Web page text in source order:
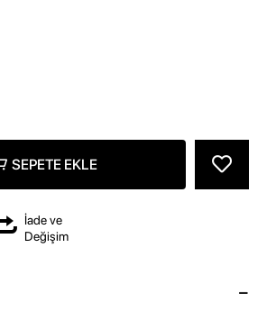
SEPETE EKLE
İade ve
Değişim